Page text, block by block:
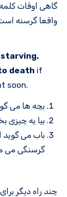
گاهی اوقات
واقعا گرسنه
starving.
death if
soon.
بچه ها می
بیا یه چیزی
باب می گوید
گرسنگی می
چند راه دیگر